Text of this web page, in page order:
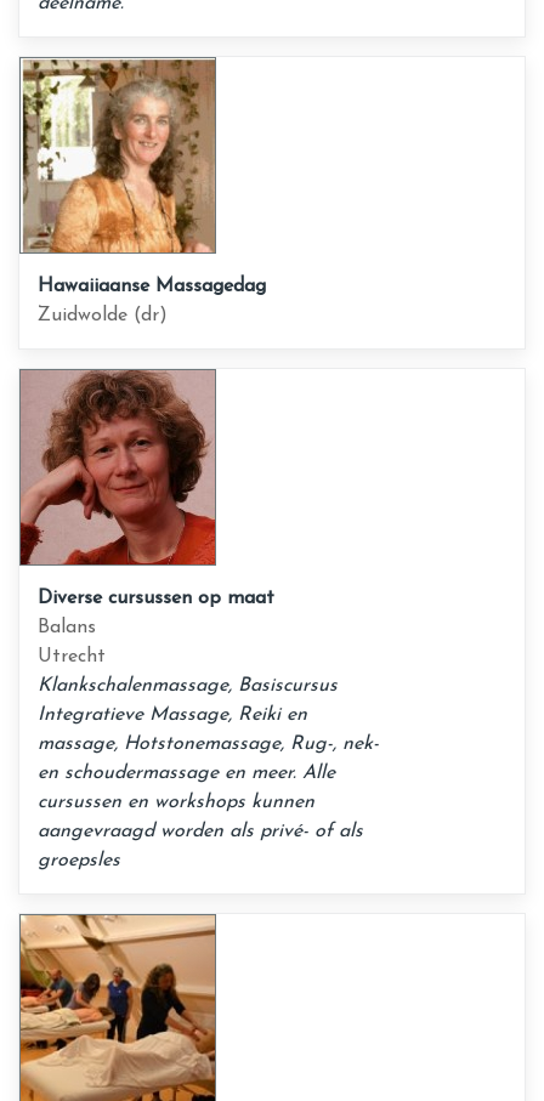
Hawaiiaanse Massagedag
Zuidwolde (dr)
Diverse cursussen op maat
Balans
Utrecht
Klankschalenmassage, Basiscursus
Integratieve Massage, Reiki en
massage, Hotstonemassage, Rug-, nek-
en schoudermassage en meer. Alle
cursussen en workshops kunnen
aangevraagd worden als privé- of als
groepsles